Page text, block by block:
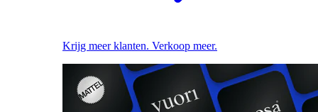
Krijg meer klanten. Verkoop meer.